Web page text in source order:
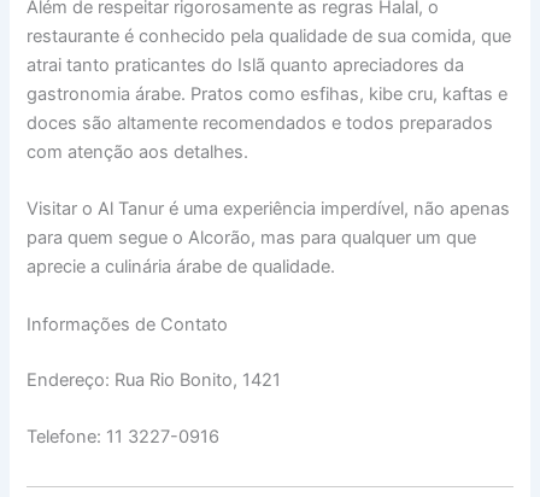
Além de respeitar rigorosamente as regras Halal, o
restaurante é conhecido pela qualidade de sua comida, que
atrai tanto praticantes do Islã quanto apreciadores da
gastronomia árabe. Pratos como esfihas, kibe cru, kaftas e
doces são altamente recomendados e todos preparados
com atenção aos detalhes.
Visitar o Al Tanur é uma experiência imperdível, não apenas
para quem segue o Alcorão, mas para qualquer um que
aprecie a culinária árabe de qualidade.
Informações de Contato
Endereço: Rua Rio Bonito, 1421
Telefone: 11 3227-0916